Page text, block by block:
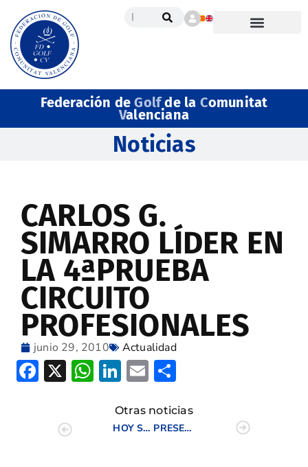
Federación deGolfde la Comunitat
Valenciana
Noticias
CARLOS G.
SIMARRO LÍDER EN
LA 4ªPRUEBA
CIRCUITO
PROFESIONALES
junio 29, 2010 Actualidad
Facebook
X WhatsApp
LinkedIn
Email
Otras noticias
HOY SE CELEBRA LA IV PRUEBA DE PROFESIONALES DE LA CV
PRESENTACIÓN DEL CASTELLÒ MASTERS 2010 EN VALENCIA